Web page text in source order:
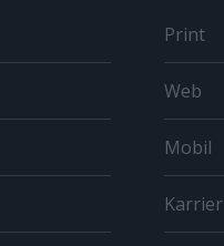
Print
Web
Mobil
Karrier